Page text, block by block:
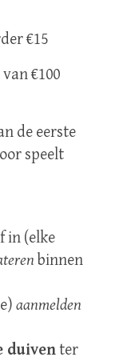
€15
€100
de eerste
speelt
in (elke
binnen
aanmelden
duiventer